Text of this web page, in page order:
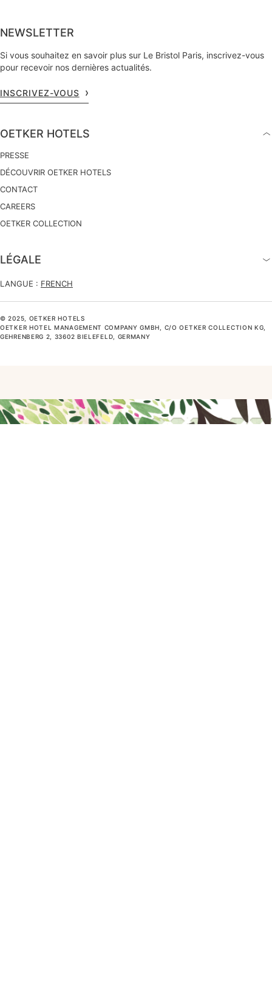
NEWSLETTER
Si vous souhaitez en savoir plus sur Le Bristol Paris, inscrivez-vous
pour recevoir nos dernières actualités.
INSCRIVEZ-VOUS
OETKER HOTELS
PRESSE
DÉCOUVRIR OETKER HOTELS
CONTACT
CAREERS
OETKER COLLECTION
LÉGALE
LANGUE : FRENCH
© 2025, OETKER HOTELS
OETKER HOTEL MANAGEMENT COMPANY GMBH, C/O OETKER COLLECTION KG,
GEHRENBERG 2, 33602 BIELEFELD, GERMANY